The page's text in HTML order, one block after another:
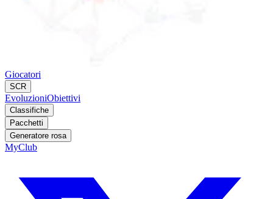
Giocatori
SCR
EvoluzioniObiettivi
Classifiche
Pacchetti
Generatore rosa
MyClub